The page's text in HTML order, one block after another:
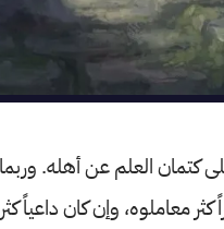
كتمان العلم عن أهله.
كثر معاملوه، وإن كان داعياً